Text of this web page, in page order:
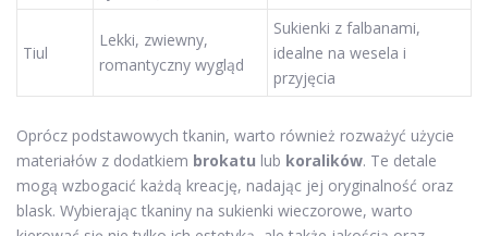
Tiul
Lekki, zwiewny,
romantyczny wygląd
Sukienki z falbanami,
idealne na wesela i
przyjęcia
Oprócz podstawowych tkanin, warto również rozważyć użycie
materiałów z dodatkiem brokatu lub koralików. Te detale
mogą wzbogacić każdą kreację, nadając jej oryginalność oraz
blask. Wybierając tkaniny na sukienki wieczorowe, warto